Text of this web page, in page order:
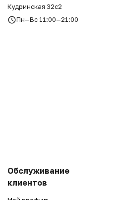
Кудринская 32с2
Пн—Вс 11:00—21:00
Обслуживание
клиентов